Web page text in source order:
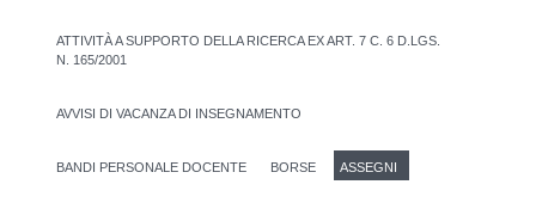
ATTIVITÀ A SUPPORTO DELLA RICERCA EX ART. 7 C. 6 D.LGS.
N. 165/2001
AVVISI DI VACANZA DI INSEGNAMENTO
BANDI PERSONALE DOCENTE BORSE ASSEGNI